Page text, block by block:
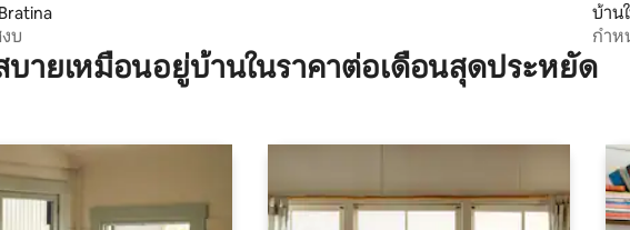
บ
บ้าน
กำห
หยุด
บายเหมือนอยู่บ้านในราคาต่อเดือนสุดประหยัด